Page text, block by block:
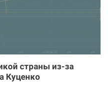
страны из-за
Куценко